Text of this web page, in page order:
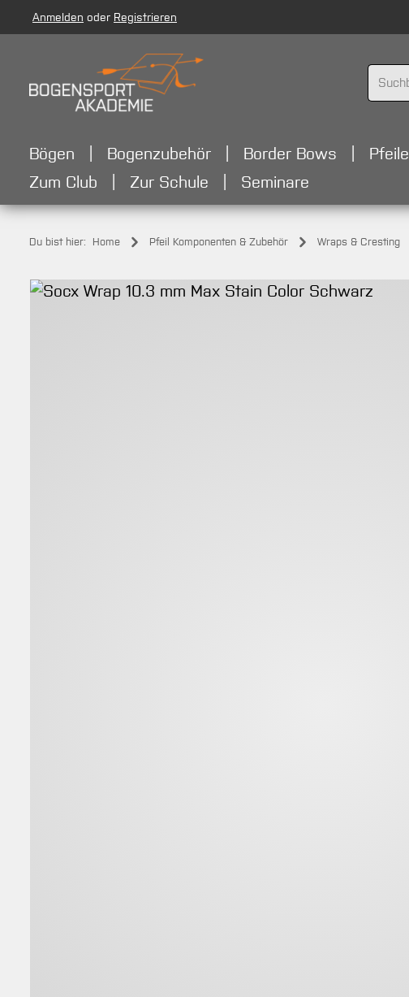
Hauptinhalt springen
Zur Suche springen
Zur Hauptnavigation springen
Anmelden oder Registrieren
Bögen Bogenzubehör Border Bows Pfeile
Zum Club
Zur Schule Seminare
Du bist hier: Home Pfeil Komponenten & Zubehör Wraps & Cresting
Bildergalerie überspringen